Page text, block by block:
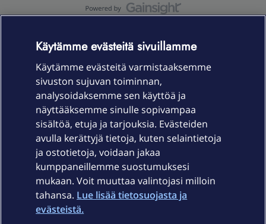
Laitteet & liittymät
Palvelut
Ajankohtaista
Käytämme evästeitä sivuillamme
Käytämme evästeitä varmistaaksemme
sivuston sujuvan toiminnan,
analysoidaksemme sen käyttöä ja
näyttääksemme sinulle sopivampaa
sisältöä, etuja ja tarjouksia. Evästeiden
avulla kerättyjä tietoja, kuten selaintietoja
ja ostotietoja, voidaan jakaa
kumppaneillemme suostumuksesi
mukaan. Voit muuttaa valintojasi milloin
tahansa. Lue lisää tietosuojasta ja
evästeistä.